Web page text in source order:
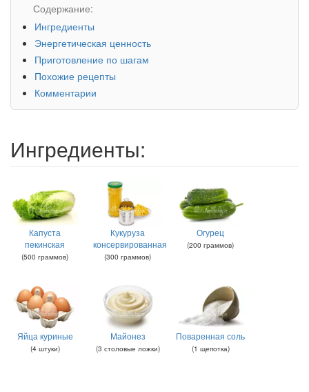
Содержание:
Ингредиенты
Энергетическая ценность
Приготовление по шагам
Похожие рецепты
Комментарии
Ингредиенты:
Капуста
пекинская
(500 граммов)
Кукуруза
консервированная
(300 граммов)
Огурец
(200 граммов)
Яйца куриные
(4 штуки)
Майонез
(3 столовые ложки)
Поваренная соль
(1 щепотка)